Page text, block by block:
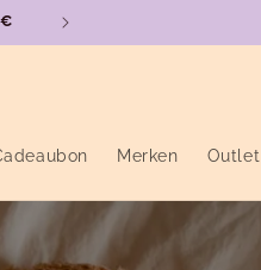
Merken Outlet